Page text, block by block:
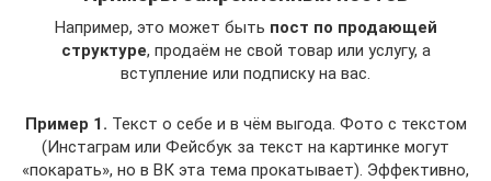
Например, это может быть пост по продающей
структуре, продаём не свой товар или услугу, а
вступление или подписку на вас.
Пример 1. Текст о себе и в чём выгода. Фото с текстом
(Инстаграм или Фейсбук за текст на картинке могут
«покарать», но в ВК эта тема прокатывает). Эффективно,